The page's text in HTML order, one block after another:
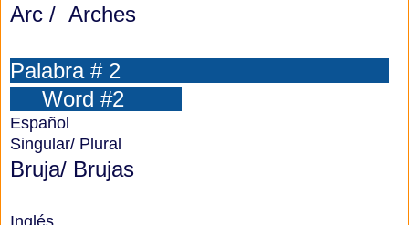
Arc / Arches
Palabra # 2
Word #2
Español
Singular/ Plural
Bruja/ Brujas